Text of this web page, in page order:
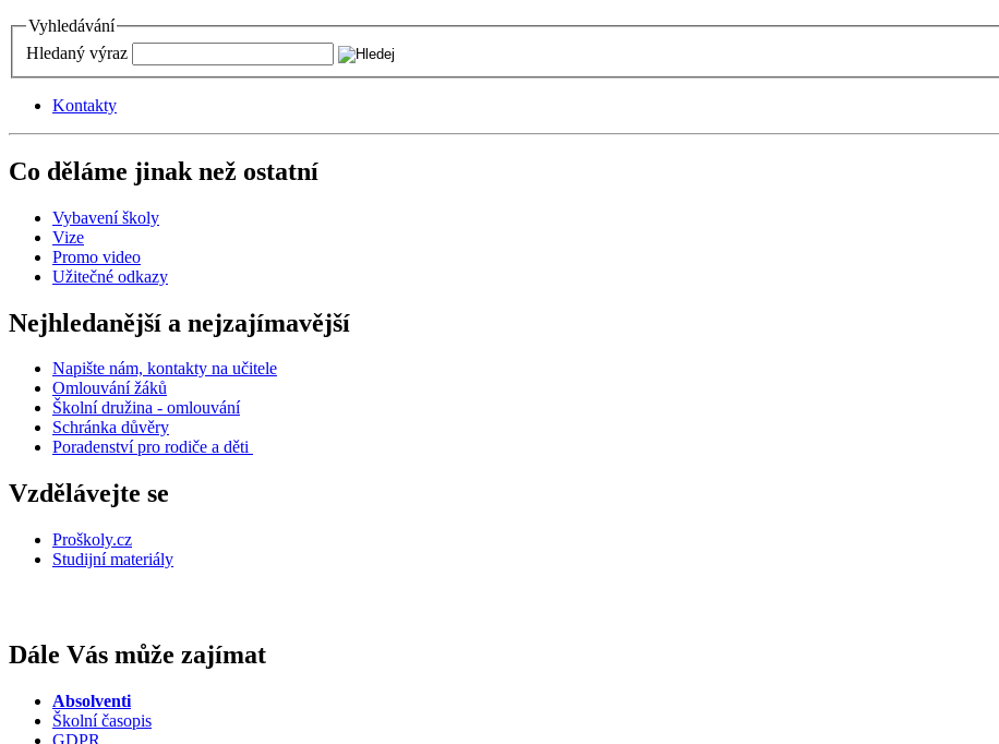
Vyhledávání
Hledaný výraz
Kontakty
Co děláme jinak než ostatní
Vybavení školy
Vize
Promo video
Užitečné odkazy
Nejhledanější a nejzajímavější
Napište nám, kontakty na učitele
Omlouvání žáků
Školní družina - omlouvání
Schránka důvěry
Poradenství pro rodiče a děti
Vzdělávejte se
Proškoly.cz
Studijní materiály
Dále Vás může zajímat
Absolventi
Školní časopis
GDPR